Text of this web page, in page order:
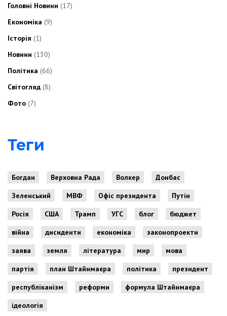
Головні Новини (17)
Економіка (9)
Історія (1)
Новини (130)
Політика (66)
Світогляд (8)
Фото (7)
Теги
Богдан Верховна Рада Волкер
Донбас
Зеленський
МВФ Офіс президента
Путін
Росія
США Трамп УГС блог
бюджет
війна
дисиденти економіка
законопроекти
заява
земля література мир
мова
партія
план Штайнмаєра політика
президент
республіканізм
реформи
формула Штайнмаєра
ідеологія